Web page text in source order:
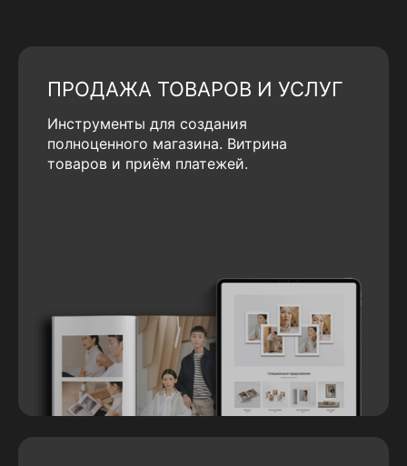
ПРОДАЖА ТОВАРОВ И УСЛУГ
Инструменты для создания
полноценного магазина. Витрина
товаров и приём платежей.